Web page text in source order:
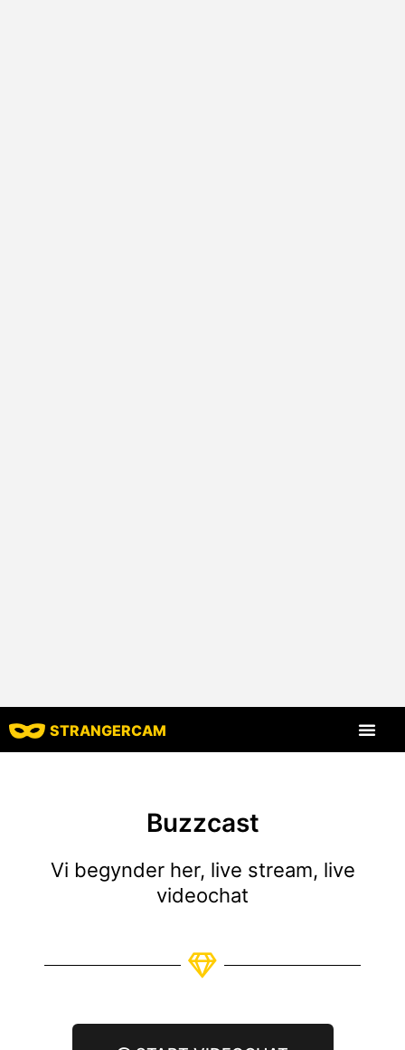
STRANGERCAM
Buzzcast
Vi begynder her, live stream, live
videochat